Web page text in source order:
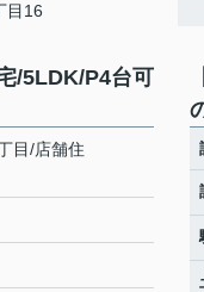
目16
/5LDK/P4台可
目/店舗住